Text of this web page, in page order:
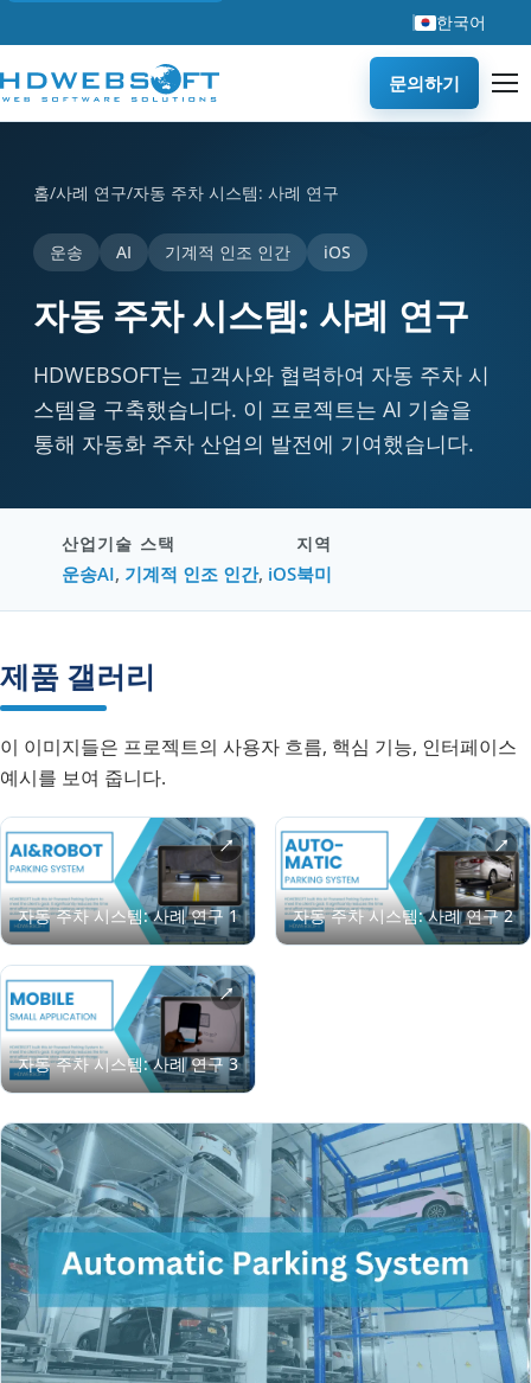
한국어
문의하기
홈/사례 연구/자동 주차 시스템: 사례 연구
운송 AI 기계적 인조 인간 iOS
자동 주차 시스템: 사례 연구
HDWEBSOFT는 고객사와 협력하여 자동 주차 시
스템을 구축했습니다. 이 프로젝트는 AI 기술을
통해 자동화 주차 산업의 발전에 기여했습니다.
산업
운송
기술 스택
AI, 기계적 인조 인간, iOS
지역
북미
제품 갤러리
이 이미지들은 프로젝트의 사용자 흐름, 핵심 기능, 인터페이스
예시를 보여 줍니다.